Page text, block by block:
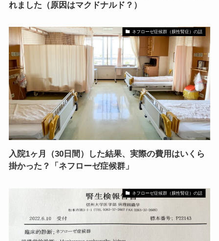
れました（原因はマクドナルド？）
ネフローゼ症候群（膜性腎症）の話
入院1ヶ月（30日間）した結果、実際の費用はいくら
掛かった？「ネフローゼ症候群」
ネフローゼ症候群（膜性腎症）の話